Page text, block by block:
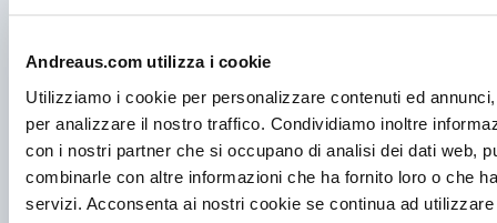
Andreaus.com utilizza i cookie
Utilizziamo i cookie per personalizzare contenuti ed
per analizzare il nostro traffico. Condividiamo inoltre
con i nostri partner che si occupano di analisi dei dati web,
combinarle con altre informazioni che ha fornito loro o che
servizi. Acconsenta ai nostri cookie se continua ad